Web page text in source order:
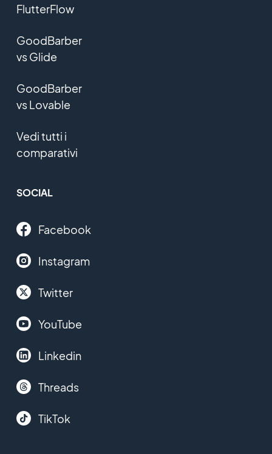
FlutterFlow
GoodBarber
vs Glide
GoodBarber
vs Lovable
Vedi tutti i
comparativi
SOCIAL
Facebook
Instagram
Twitter
YouTube
Linkedin
Threads
TikTok